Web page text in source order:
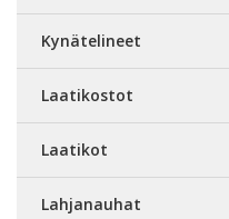
Kynätelineet
Laatikostot
Laatikot
Lahjanauhat